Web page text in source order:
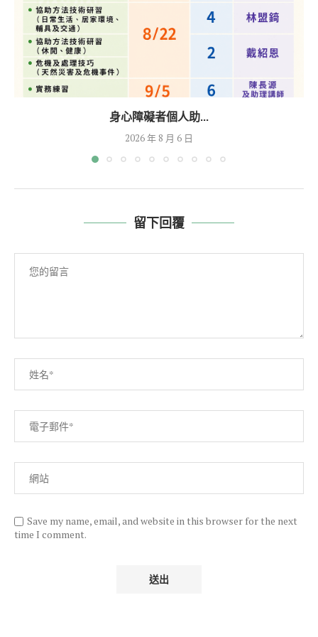
身心障礙者個人助...
2026 年 8 月 6 日
留下回覆
Save my name, email, and website in this browser for the next
time I comment.